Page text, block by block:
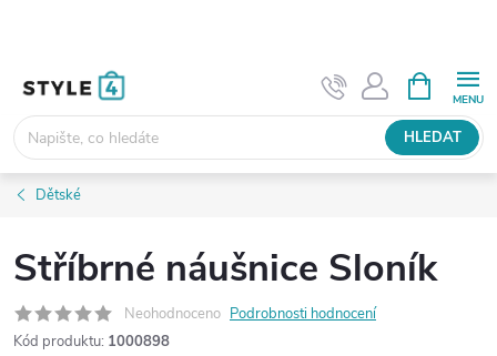
HLEDAT
NÁKUPNÍ
KOŠÍK
Dětské
Stříbrné náušnice Sloník
Neohodnoceno Podrobnosti hodnocení
Kód produktu: 1000898